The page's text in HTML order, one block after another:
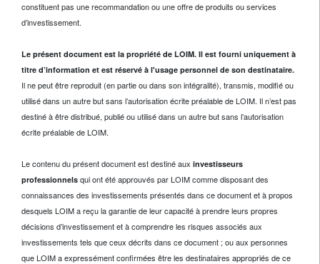
constituent pas une recommandation ou une offre de produits ou services
d’investissement.
Le présent document est la propriété de LOIM. Il est fourni uniquement à
titre d’information et est réservé à l'usage personnel de son destinataire.
Il ne peut être reproduit (en partie ou dans son intégralité), transmis, modifié ou
utilisé dans un autre but sans l’autorisation écrite préalable de LOIM. Il n’est pas
destiné à être distribué, publié ou utilisé dans un autre but sans l’autorisation
écrite préalable de LOIM.
Le contenu du présent document est destiné aux investisseurs
professionnels qui ont été approuvés par LOIM comme disposant des
connaissances des investissements présentés dans ce document et à propos
desquels LOIM a reçu la garantie de leur capacité à prendre leurs propres
décisions d’investissement et à comprendre les risques associés aux
investissements tels que ceux décrits dans ce document ; ou aux personnes
que LOIM a expressément confirmées être les destinataires appropriés de ce